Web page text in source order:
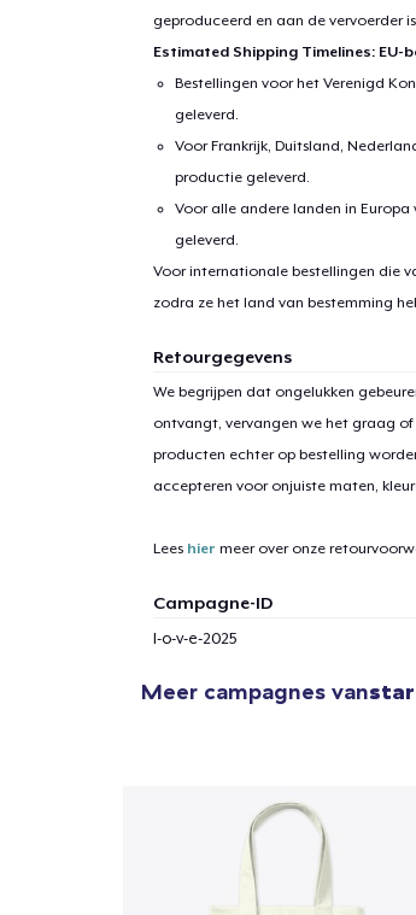
geproduceerd en aan de vervoerder
Estimated Shipping Timelines: EU-
Bestellingen voor het Verenigd
geleverd.
Voor Frankrijk, Duitsland,
productie geleverd.
Voor alle andere landen in
geleverd.
Voor internationale bestellingen die
zodra ze het land van bestemming
Retourgegevens
We begrijpen dat ongelukken
ontvangt, vervangen we het graag
producten echter op bestelling
accepteren voor onjuiste maten,
Lees hier meer over onze
Campagne-ID
l-o-v-e-2025
Meer campagnes vanstar